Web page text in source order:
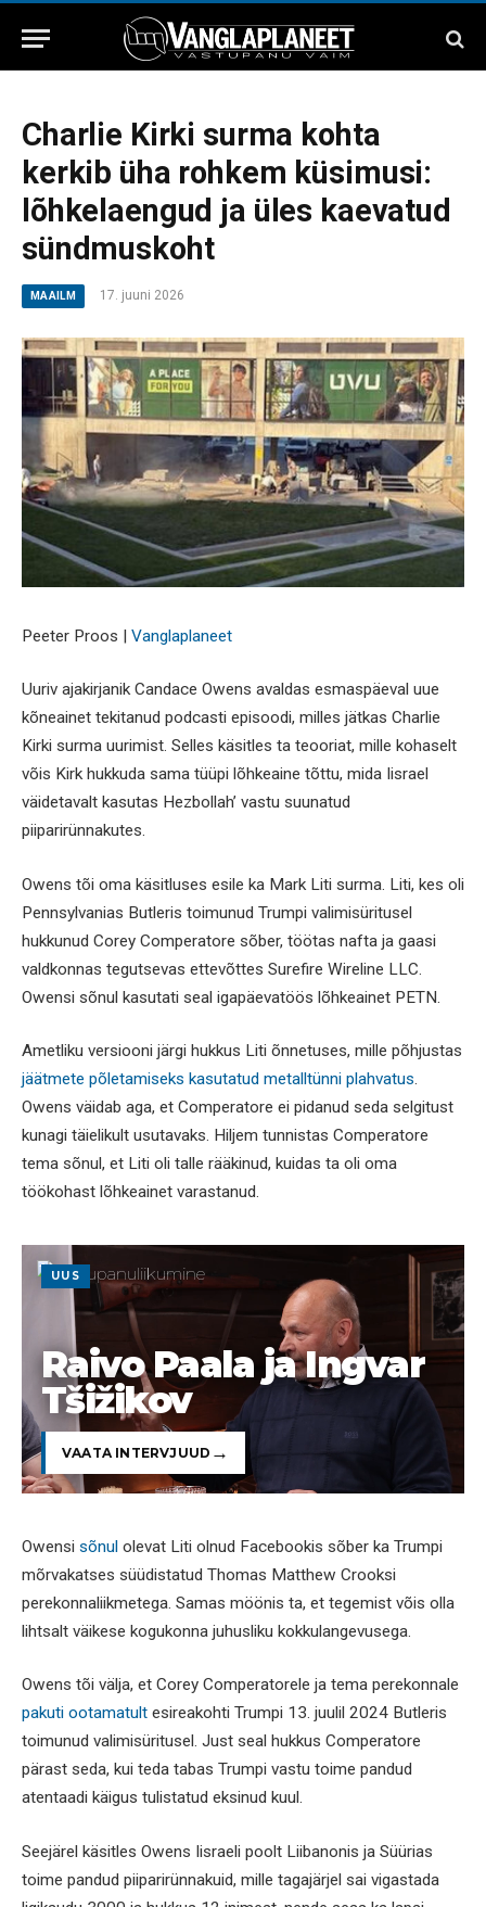
Charlie Kirki surma kohta
kerkib üha rohkem küsimusi:
lõhkelaengud ja üles kaevatud
sündmuskoht
MAAILM 17. juuni 2026
Peeter Proos | Vanglaplaneet
Uuriv ajakirjanik Candace Owens avaldas esmaspäeval uue
kõneainet tekitanud podcasti episoodi, milles jätkas Charlie
Kirki surma uurimist. Selles käsitles ta teooriat, mille kohaselt
võis Kirk hukkuda sama tüüpi lõhkeaine tõttu, mida Iisrael
väidetavalt kasutas Hezbollah’ vastu suunatud
piiparirünnakutes.
Owens tõi oma käsitluses esile ka Mark Liti surma. Liti, kes oli
Pennsylvanias Butleris toimunud Trumpi valimisüritusel
hukkunud Corey Comperatore sõber, töötas nafta ja gaasi
valdkonnas tegutsevas ettevõttes Surefire Wireline LLC.
Owensi sõnul kasutati seal igapäevatöös lõhkeainet PETN.
Ametliku versiooni järgi hukkus Liti õnnetuses, mille põhjustas
jäätmete põletamiseks kasutatud metalltünni plahvatus.
Owens väidab aga, et Comperatore ei pidanud seda selgitust
kunagi täielikult usutavaks. Hiljem tunnistas Comperatore
tema sõnul, et Liti oli talle rääkinud, kuidas ta oli oma
töökohast lõhkeainet varastanud.
UUS
Raivo Paala ja Ingvar
Tšižikov
VAATA INTERVJUUD
Owensi sõnul olevat Liti olnud Facebookis sõber ka Trumpi
mõrvakatses süüdistatud Thomas Matthew Crooksi
perekonnaliikmetega. Samas möönis ta, et tegemist võis olla
lihtsalt väikese kogukonna juhusliku kokkulangevusega.
Owens tõi välja, et Corey Comperatorele ja tema perekonnale
pakuti ootamatult esireakohti Trumpi 13. juulil 2024 Butleris
toimunud valimisüritusel. Just seal hukkus Comperatore
pärast seda, kui teda tabas Trumpi vastu toime pandud
atentaadi käigus tulistatud eksinud kuul.
Seejärel käsitles Owens Iisraeli poolt Liibanonis ja Süürias
toime pandud piiparirünnakuid, mille tagajärjel sai vigastada